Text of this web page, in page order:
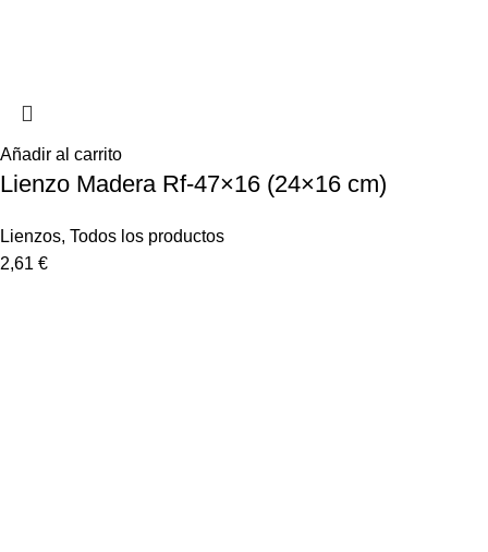
Añadir al carrito
Lienzo Madera Rf-47×16 (24×16 cm)
Lienzos, Todos los productos
2,61 €